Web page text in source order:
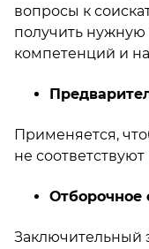
вопросы к
получить
компетенций и
Применяется,
не
Отборочное
Заключительный